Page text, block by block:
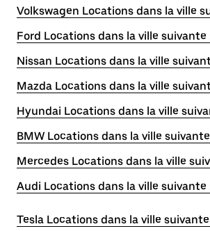
Volkswagen Locations dans la ville
Ford Locations dans la ville suivante
Nissan Locations dans la ville
Mazda Locations dans la ville
Hyundai Locations dans la ville
BMW Locations dans la ville
Mercedes Locations dans la ville
Audi Locations dans la ville suivante
Tesla Locations dans la ville